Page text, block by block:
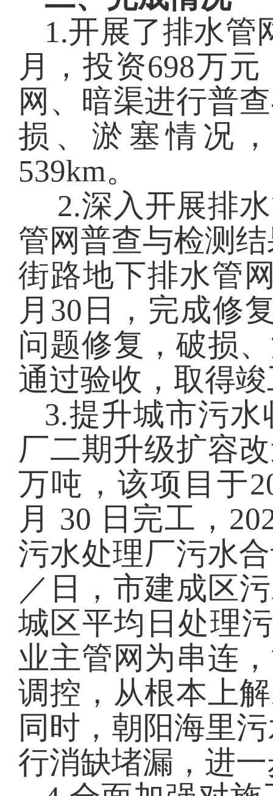
1.开展了排水管
月，投资698万
网、暗渠进行普
损、淤塞情况
539km。
2.深入开展排
管网普查与检测
街路地下排水管
月30日，完成修
问题修复，破损
通过验收，取得
3.提升城市污
厂二期升级扩容
万吨，该项目于
月 30 日完工，
污水处理厂污水
／日，市建成区
城区平均日处理
业主管网为串连
调控，从根本上
同时，朝阳海里
行消缺堵漏，进